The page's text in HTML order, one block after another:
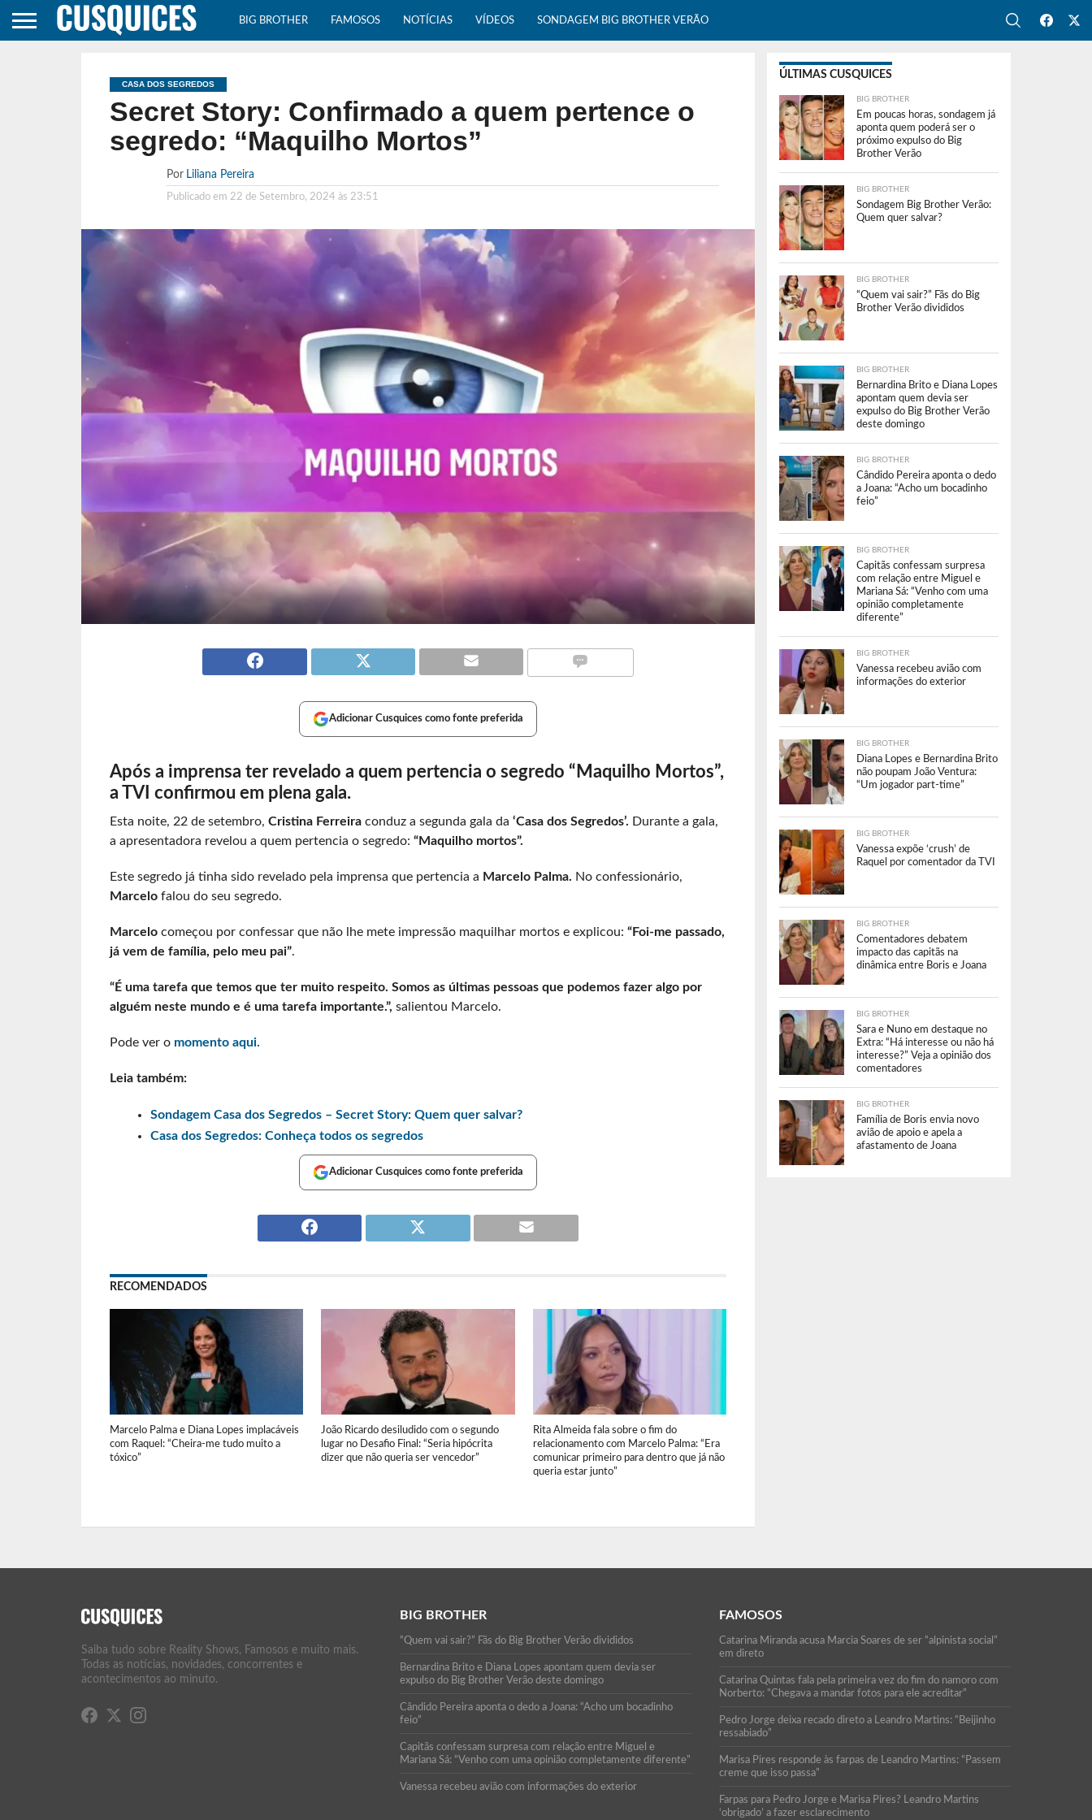
BIG BROTHER FAMOSOS NOTÍCIAS VÍDEOS SONDAGEM BIG BROTHER VERÃO
CASA DOS SEGREDOS
Secret Story: Confirmado a quem pertence o
segredo: “Maquilho Mortos”
Por Liliana Pereira
Publicado em 22 de Setembro, 2024 às 23:51
Adicionar Cusquices como fonte preferida
Após a imprensa ter revelado a quem pertencia o segredo “Maquilho Mortos”,
a TVI confirmou em plena gala.
Esta noite, 22 de setembro, Cristina Ferreiraconduz a segunda gala da ‘Casa dos Segredos’. Durante a gala,
a apresentadora revelou a quem pertencia o segredo: “Maquilho mortos”.
Este segredo já tinha sido revelado pela imprensa que pertencia a Marcelo Palma. No confessionário,
Marcelofalou do seu segredo.
Marcelo começou por confessar que não lhe mete impressão maquilhar mortos e explicou: “Foi-me passado,
já vem de família, pelo meu pai”.
“É uma tarefa que temos que ter muito respeito. Somos as últimas pessoas que podemos fazer algo por
alguém neste mundo e é uma tarefa importante.”, salientou Marcelo.
Pode ver omomento aqui.
Leia também:
Sondagem Casa dos Segredos – Secret Story: Quem quer salvar?
Casa dos Segredos: Conheça todos os segredos
Adicionar Cusquices como fonte preferida
RECOMENDADOS
Marcelo Palma e Diana Lopes implacáveis
com Raquel: “Cheira-me tudo muito a
tóxico”
João Ricardo desiludido com o segundo
lugar no Desafio Final: “Seria hipócrita
dizer que não queria ser vencedor”
Rita Almeida fala sobre o fim do
relacionamento com Marcelo Palma: “Era
comunicar primeiro para dentro que já não
queria estar junto”
ÚLTIMAS CUSQUICES
BIG BROTHER
Em poucas horas, sondagem já
aponta quem poderá ser o
próximo expulso do Big
Brother Verão
BIG BROTHER
Sondagem Big Brother Verão:
Quem quer salvar?
BIG BROTHER
“Quem vai sair?” Fãs do Big
Brother Verão divididos
BIG BROTHER
Bernardina Brito e Diana Lopes
apontam quem devia ser
expulso do Big Brother Verão
deste domingo
BIG BROTHER
Cândido Pereira aponta o dedo
a Joana: “Acho um bocadinho
feio”
BIG BROTHER
Capitãs confessam surpresa
com relação entre Miguel e
Mariana Sá: “Venho com uma
opinião completamente
diferente”
BIG BROTHER
Vanessa recebeu avião com
informações do exterior
BIG BROTHER
Diana Lopes e Bernardina Brito
não poupam João Ventura:
“Um jogador part-time”
BIG BROTHER
Vanessa expõe ‘crush’ de
Raquel por comentador da TVI
BIG BROTHER
Comentadores debatem
impacto das capitãs na
dinâmica entre Boris e Joana
BIG BROTHER
Sara e Nuno em destaque no
Extra: “Há interesse ou não há
interesse?” Veja a opinião dos
comentadores
BIG BROTHER
Família de Boris envia novo
avião de apoio e apela a
afastamento de Joana
Saiba tudo sobre Reality Shows, Famosos e muito mais.
Todas as notícias, novidades, concorrentes e
acontecimentos ao minuto.
BIG BROTHER
“Quem vai sair?” Fãs do Big Brother Verão divididos
Bernardina Brito e Diana Lopes apontam quem devia ser
expulso do Big Brother Verão deste domingo
Cândido Pereira aponta o dedo a Joana: “Acho um bocadinho
feio”
Capitãs confessam surpresa com relação entre Miguel e
Mariana Sá: “Venho com uma opinião completamente diferente”
Vanessa recebeu avião com informações do exterior
FAMOSOS
Catarina Miranda acusa Marcia Soares de ser “alpinista social”
em direto
Catarina Quintas fala pela primeira vez do fim do namoro com
Norberto: “Chegava a mandar fotos para ele acreditar”
Pedro Jorge deixa recado direto a Leandro Martins: “Beijinho
ressabiado”
Marisa Pires responde às farpas de Leandro Martins: “Passem
creme que isso passa”
Farpas para Pedro Jorge e Marisa Pires? Leandro Martins
‘obrigado’ a fazer esclarecimento